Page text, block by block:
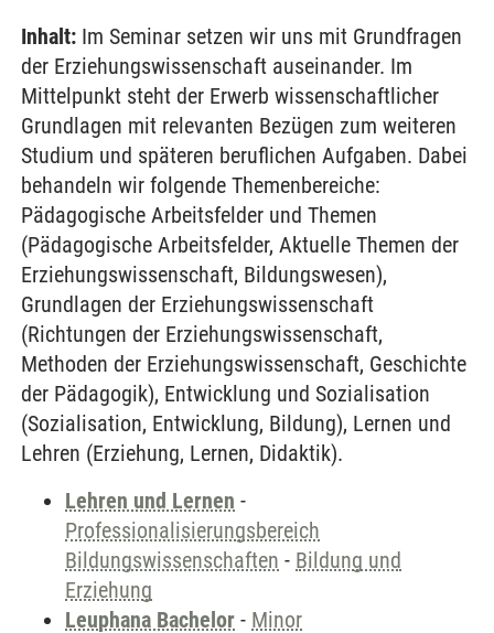
Inhalt: Im Seminar setzen wir uns mit Grundfragen
der Erziehungswissenschaft auseinander. Im
Mittelpunkt steht der Erwerb wissenschaftlicher
Grundlagen mit relevanten Bezügen zum weiteren
Studium und späteren beruflichen Aufgaben. Dabei
behandeln wir folgende Themenbereiche:
Pädagogische Arbeitsfelder und Themen
(Pädagogische Arbeitsfelder, Aktuelle Themen der
Erziehungswissenschaft, Bildungswesen),
Grundlagen der Erziehungswissenschaft
(Richtungen der Erziehungswissenschaft,
Methoden der Erziehungswissenschaft, Geschichte
der Pädagogik), Entwicklung und Sozialisation
(Sozialisation, Entwicklung, Bildung), Lernen und
Lehren (Erziehung, Lernen, Didaktik).
Lehren und Lernen -
Professionalisierungsbereich
Bildungswissenschaften - Bildung und
Erziehung
Leuphana Bachelor - Minor